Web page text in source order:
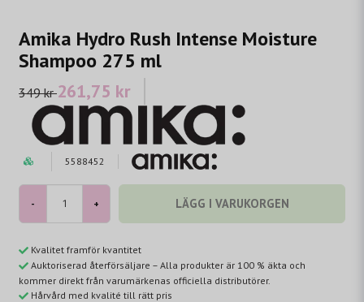
Amika Hydro Rush Intense Moisture
Shampoo 275 ml
349 kr261,75 kr
5588452
- + LÄGG I VARUKORGEN
Kvalitet framför kvantitet
Auktoriserad återförsäljare – Alla produkter är 100 % äkta och
kommer direkt från varumärkenas officiella distributörer.
Hårvård med kvalité till rätt pris